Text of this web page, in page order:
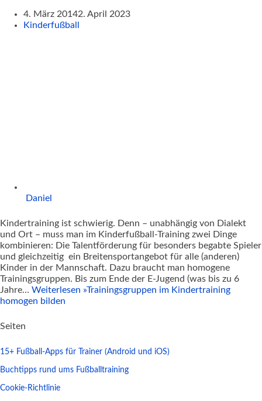
4. März 20142. April 2023
Kinderfußball
Daniel
Kindertraining ist schwierig. Denn – unabhängig von Dialekt
und Ort – muss man im Kinderfußball-Training zwei Dinge
kombinieren: Die Talentförderung für besonders begabte Spieler
und gleichzeitig ein Breitensportangebot für alle (anderen)
Kinder in der Mannschaft. Dazu braucht man homogene
Trainingsgruppen. Bis zum Ende der E-Jugend (was bis zu 6
Jahre… Weiterlesen »Trainingsgruppen im Kindertraining
homogen bilden
Seiten
15+ Fußball-Apps für Trainer (Android und iOS)
Buchtipps rund ums Fußballtraining
Cookie-Richtlinie